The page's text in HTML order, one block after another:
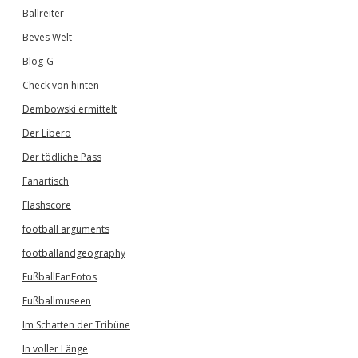
Ballreiter
Beves Welt
Blog-G
Check von hinten
Dembowski ermittelt
Der Libero
Der tödliche Pass
Fanartisch
Flashscore
football arguments
footballandgeography
FußballFanFotos
Fußballmuseen
Im Schatten der Tribüne
In voller Länge